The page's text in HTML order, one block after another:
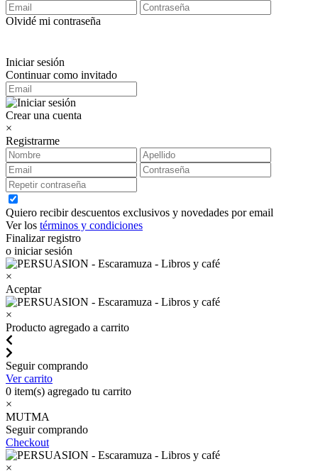
Olvidé mi contraseña
Iniciar sesión
Continuar como invitado
Crear una cuenta
×
Registrarme
Quiero recibir descuentos exclusivos y novedades por email
Ver los términos y condiciones
Finalizar registro
o iniciar sesión
×
Aceptar
×
Producto agregado a carrito
Seguir comprando
Ver carrito
0 item(s) agregado tu carrito
×
MUTMA
Seguir comprando
Checkout
×